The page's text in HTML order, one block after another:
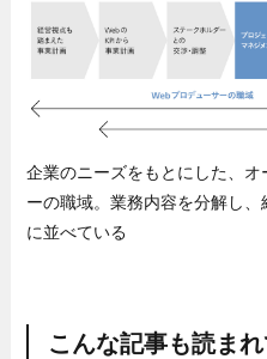
企業のニーズをもとにした、
ーの職域。業務内容を分解し
に並べている
こんな記事も読ま